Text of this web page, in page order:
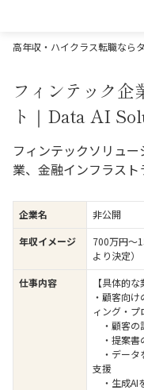
高年収・ハイクラス転職なら
フィンテック
ト｜Data AI
フィンテックソリュ
業、金融インフラス
企業名
非公開
年収イメージ
700万円〜
より決定）
仕事内容
【具体的な
・顧客向
ィング・
・顧客の
・提案書
・データ
支援
・生成AI